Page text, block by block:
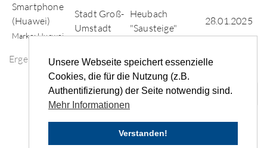
Unsere Webseite speichert essenzielle
Cookies, die für die Nutzung (z.B.
Authentifizierung) der Seite notwendig sind.
Mehr Informationen
Verstanden!
Ergebnisse der Fundsuche
Smartphone
(Huawei)
Marke: Huawei
Stadt Groß-
Umstadt
Heubach
"Sausteige"
28.01.2025
« ‹ ... 3 4 5 6 ›